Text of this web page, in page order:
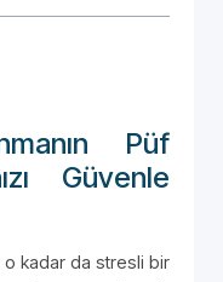
Püf
Güvenle
o kadar da stresli bir